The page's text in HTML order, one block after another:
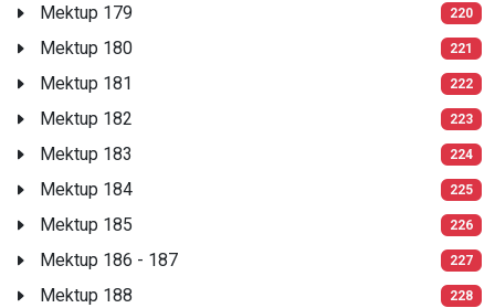
Mektup 179 220
Mektup 180 221
Mektup 181 222
Mektup 182 223
Mektup 183 224
Mektup 184 225
Mektup 185 226
Mektup 186 - 187 227
Mektup 188 228